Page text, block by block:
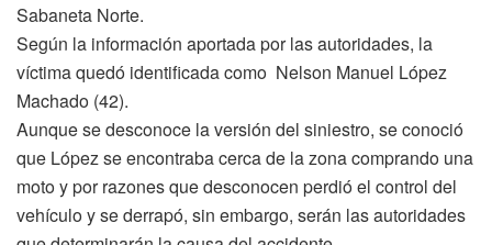
Sabaneta Norte.
Según la información aportada por las autoridades, la
víctima quedó identificada como Nelson Manuel López
Machado (42).
Aunque se desconoce la versión del siniestro, se conoció
que López se encontraba cerca de la zona comprando una
moto y por razones que desconocen perdió el control del
vehículo y se derrapó, sin embargo, serán las autoridades